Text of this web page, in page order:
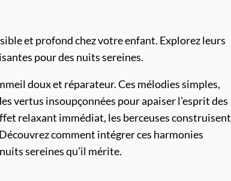
et profond chez votre enfant. Explorez leurs
pour des nuits sereines.
doux et réparateur. Ces mélodies simples,
vertus insoupçonnées pour apaiser l’esprit des
relaxant immédiat, les berceuses construisent
comment intégrer ces harmonies
sereines qu’il mérite.